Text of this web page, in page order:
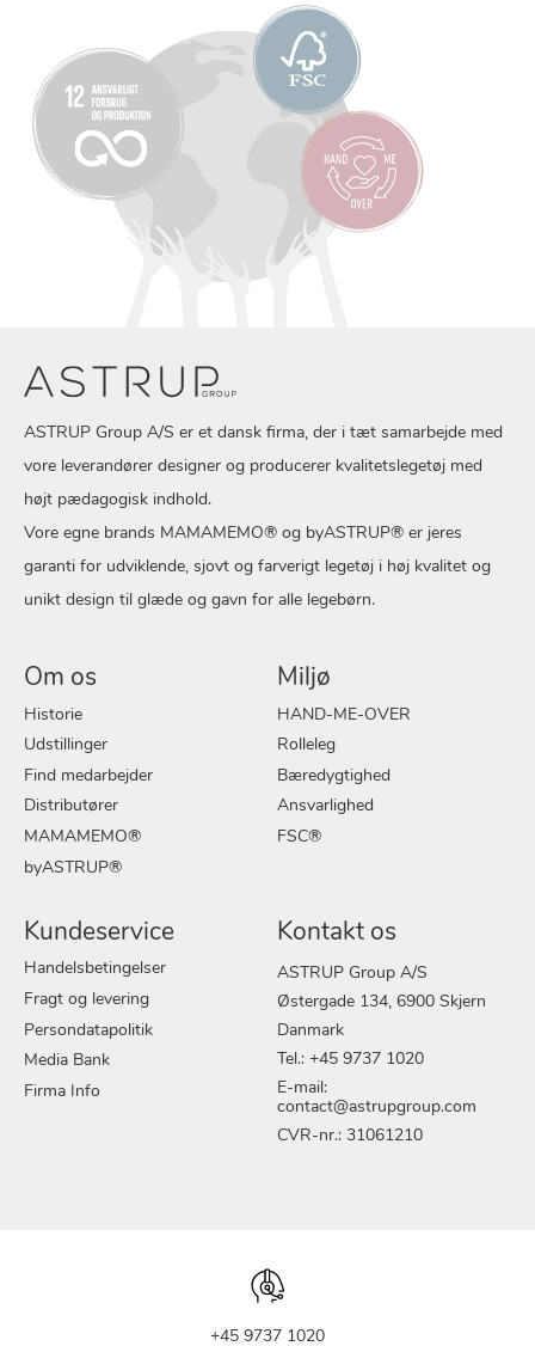
ASTRUP Group A/S er et dansk firma, der i tæt samarbejde med
vore leverandører designer og producerer kvalitetslegetøj med
højt pædagogisk indhold.
Vore egne brands MAMAMEMO® og byASTRUP® er jeres
garanti for udviklende, sjovt og farverigt legetøj i høj kvalitet og
unikt design til glæde og gavn for alle legebørn.
Om os
Historie
Udstillinger
Find medarbejder
Distributører
MAMAMEMO®
byASTRUP®
Miljø
HAND-ME-OVER
Rolleleg
Bæredygtighed
Ansvarlighed
FSC®
Kundeservice
Handelsbetingelser
Fragt og levering
Persondatapolitik
Media Bank
Firma Info
Kontakt os
ASTRUP Group A/S
Østergade 134, 6900 Skjern
Danmark
Tel.: +45 9737 1020
E-mail:
contact@astrupgroup.com
CVR-nr.: 31061210
+45 9737 1020